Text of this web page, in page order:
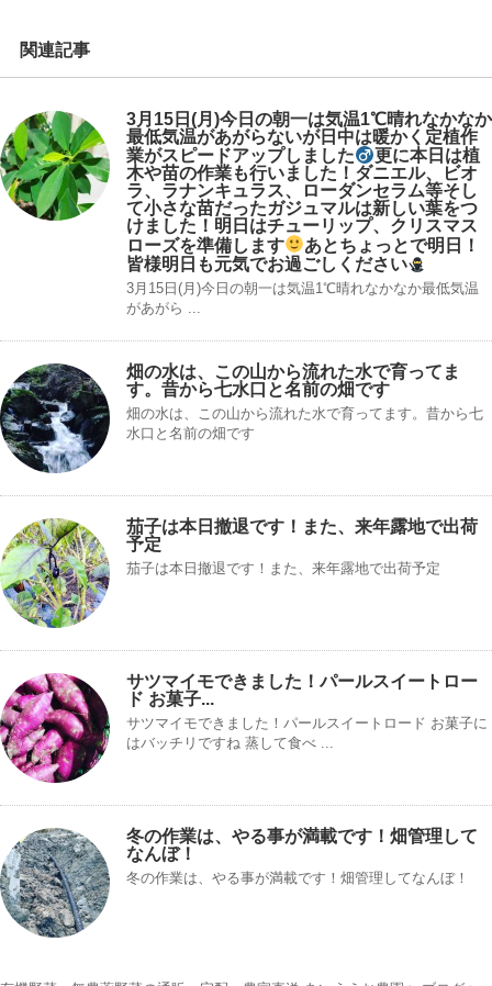
関連記事
3月15日(月)今日の朝一は気温1℃晴れなかなか
最低気温があがらないが日中は暖かく定植作
業がスピードアップしました‍
更に本日は植
木や苗の作業も行いました！ダニエル、ビオ
ラ、ラナンキュラス、ローダンセラム等そし
て小さな苗だったガジュマルは新しい葉をつ
けました！明日はチューリップ、クリスマス
ローズを準備します
あとちょっとで明日！
皆様明日も元気でお過ごしください
3月15日(月)今日の朝一は気温1℃晴れ️なかなか最低気温
があがら ...
畑の水は、この山から流れた水で育ってま
す。昔から七水口と名前の畑です
畑の水は、この山から流れた水で育ってます。昔から七
水口と名前の畑です
茄子は本日撤退です！また、来年露地で出荷
予定
茄子は本日撤退です！また、来年露地で出荷予定
サツマイモできました！パールスイートロー
ド お菓子...
サツマイモできました！パールスイートロード お菓子に
はバッチリですね 蒸して食べ ...
冬の作業は、やる事が満載です！畑管理して
なんぼ！
冬の作業は、やる事が満載です！畑管理してなんぼ！